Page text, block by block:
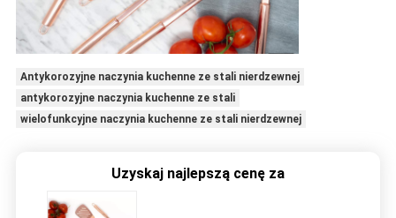
Antykorozyjne naczynia kuchenne ze stali nierdzewnej
antykorozyjne naczynia kuchenne ze stali
wielofunkcyjne naczynia kuchenne ze stali nierdzewnej
Uzyskaj najlepszą cenę za